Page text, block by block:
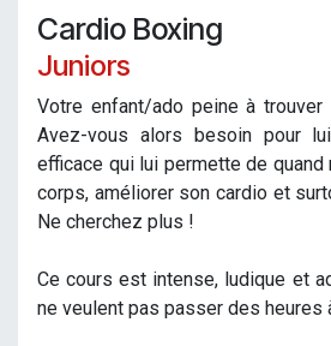
Cardio Boxing
Juniors
Votre enfant/ado peine à
Avez-vous alors besoin pour
efficace qui lui permette de
corps, améliorer son cardio et
Ne cherchez plus !
Ce cours est intense, ludique et
ne veulent pas passer des heures